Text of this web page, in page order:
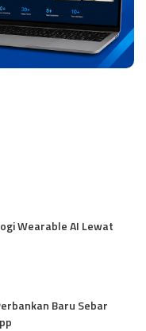
Wearable AI Lewat
Baru Sebar